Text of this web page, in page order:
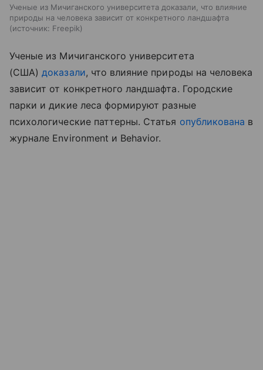
Ученые из Мичиганского университета доказали, что влияние
природы на человека зависит от конкретного ландшафта
источник: Freepik
Ученые из Мичиганского университета
(США)доказали, что влияние природы на человека
зависит от конкретного ландшафта. Городские
парки и дикие леса формируют разные
психологические паттерны. Статья опубликована в
журнале Environment и Behavior.